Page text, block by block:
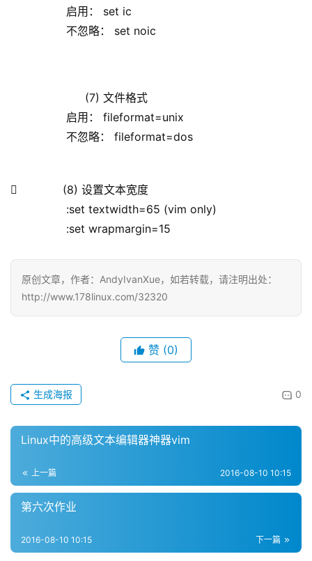
启用： set ic
不忽略： set noic
(7) 文件格式
启用： fileformat=unix
不忽略： fileformat=dos
             (8) 设置文本宽度
:set textwidth=65 (vim only)
:set wrapmargin=15
原创文章，作者：AndyIvanXue，如若转载，请注明出处：
http://www.178linux.com/32320
赞 (0)
0
生成海报
Linux中的高级文本编辑器神器vim
上一篇 2016-08-10 10:15
第六次作业
下一篇
2016-08-10 10:15